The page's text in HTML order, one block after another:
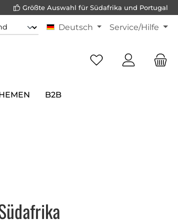
Größte Auswahl für Südafrika und Portugal
Deutsch Service/Hilfe
B2B